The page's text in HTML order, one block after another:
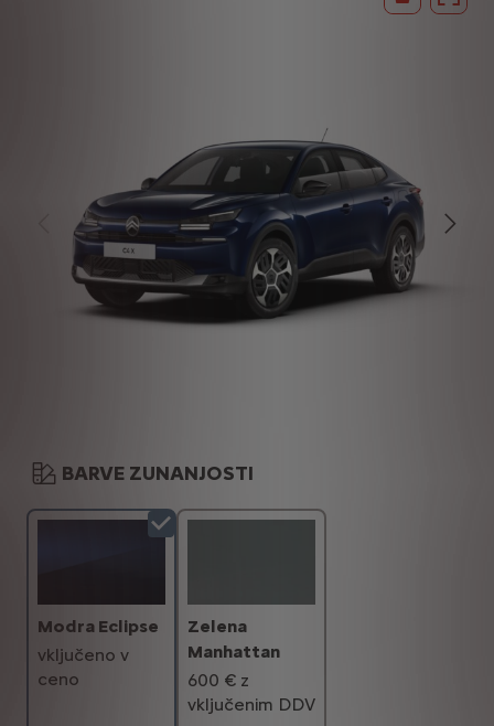
BARVE ZUNANJOSTI
Modra Eclipse
vključeno v
ceno
Zelena
Manhattan
600 € z
vključenim DDV